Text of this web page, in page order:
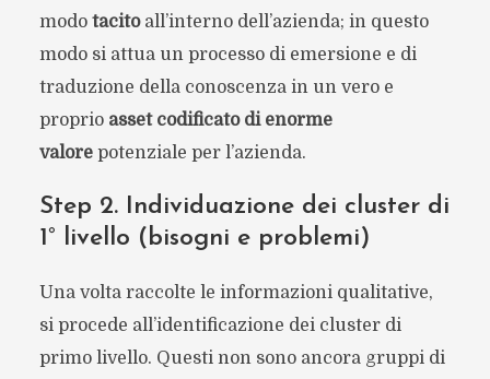
modo tacitoall’interno dell’azienda; in questo
modo si attua un processo di emersione e di
traduzione della conoscenza in un vero e
proprio asset codificato di enorme
valorepotenziale per l’azienda.
Step 2. Individuazione dei cluster di
1° livello (bisogni e problemi)
Una volta raccolte le informazioni qualitative,
si procede all’identificazione dei cluster di
primo livello. Questi non sono ancora gruppi di